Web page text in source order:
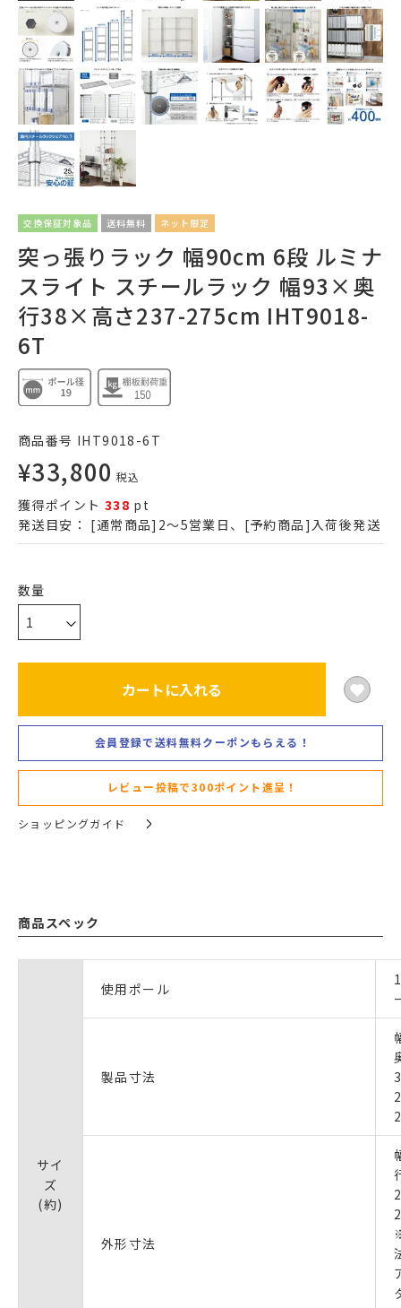
交換保証対象品 送料無料 ネット限定
突っ張りラック 幅90cm 6段 ルミナ
スライト スチールラック 幅93×奥
行38×高さ237-275cm IHT9018-
6T
商品番号 IHT9018-6T
¥33,800 税込
獲得ポイント 338 pt
発送目安： [通常商品]2～5営業日、[予約商品]入荷後発送
カートに入れる
会員登録で送料無料クーポンもらえる！
レビュー投稿で300ポイント進呈！
ショッピングガイド
商品スペック
サイ
ズ
(約)
使用ポール
製品寸法
外形寸法